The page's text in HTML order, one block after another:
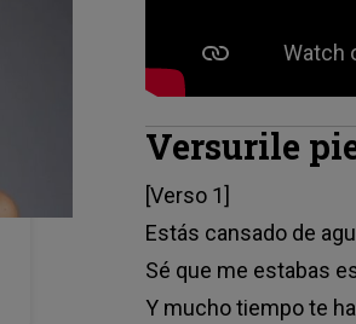
Versurile
[Verso 1]
Estás cansado de
Sé que me estabas
Y mucho tiempo te